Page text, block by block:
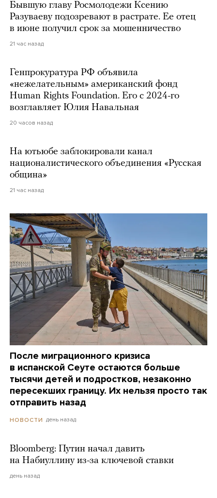
Бывшую главу Росмолодежи Ксению
Разуваеву подозревают в растрате. Ее отец
в июне получил срок за мошенничество
21 час назад
Генпрокуратура РФ объявила
«нежелательным» американский фонд
Human Rights Foundation. Его с 2024-го
возглавляет Юлия Навальная
20 часов назад
На ютьюбе заблокировали канал
националистического объединения «Русская
община»
21 час назад
После миграционного кризиса
в испанской Сеуте остаются больше
тысячи детей и подростков, незаконно
пересекших границу. Их нельзя просто так
отправить назад
НОВОСТИ день назад
Bloomberg: Путин начал давить
на Набиуллину из-за ключевой ставки
день назад